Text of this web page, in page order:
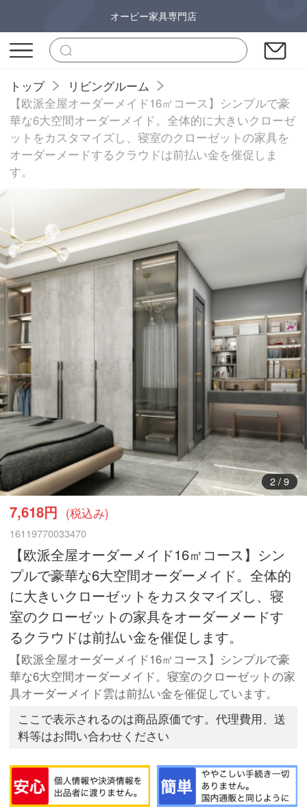
オーピー家具専門店
トップ
リビングルーム
【欧派全屋オーダーメイド16㎡コース】シンプルで豪
華な6大空間オーダーメイド。全体的に大きいクローゼ
ットをカスタマイズし、寝室のクローゼットの家具を
オーダーメードするクラウドは前払い金を催促しま
す。
3/ 9
7,618円 (税込み)
16119770033470
【欧派全屋オーダーメイド16㎡コース】シン
プルで豪華な6大空間オーダーメイド。全体的
に大きいクローゼットをカスタマイズし、寝
室のクローゼットの家具をオーダーメードす
るクラウドは前払い金を催促します。
【欧派全屋オーダーメイド16㎡コース】シンプルで豪
華な6大空間オーダーメイド。寝室のクローゼットの家
具オーダーメイド雲は前払い金を催促しています。
ここで表示されるのは商品原価です。代理費用、送
料等はお問い合わせください